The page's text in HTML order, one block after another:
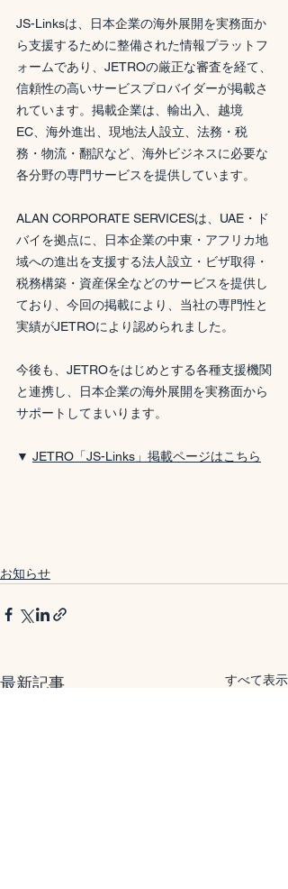
JS-Linksは、日本企業の海外展開を実務面か
ら支援するために整備された情報プラットフ
ォームであり、JETROの厳正な審査を経て、
信頼性の高いサービスプロバイダーが掲載さ
れています。掲載企業は、輸出入、越境
EC、海外進出、現地法人設立、法務・税
務・物流・翻訳など、海外ビジネスに必要な
各分野の専門サービスを提供しています。
ALAN CORPORATE SERVICESは、UAE・ド
バイを拠点に、日本企業の中東・アフリカ地
域への進出を支援する法人設立・ビザ取得・
税務構築・資産保全などのサービスを提供し
ており、今回の掲載により、当社の専門性と
実績がJETROにより認められました。
今後も、JETROをはじめとする各種支援機関
と連携し、日本企業の海外展開を実務面から
サポートしてまいります。
▼ JETRO「JS-Links」掲載ページはこちら
お知らせ
最新記事 すべて表示